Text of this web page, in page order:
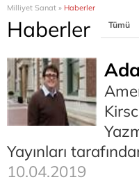
Milliyet Sanat » Haberler
Haberler Tümü
Yayınları
10.04.2019